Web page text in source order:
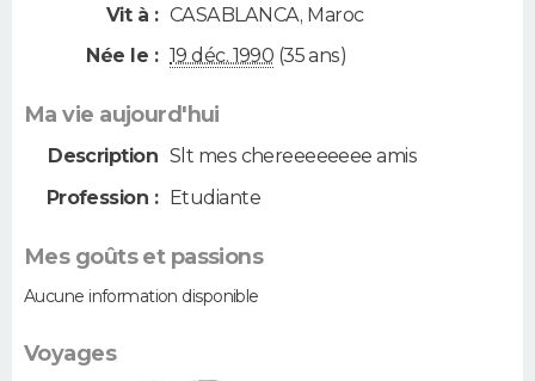
Vit à : CASABLANCA, Maroc
Née le : 19 déc. 1990 (35 ans)
Ma vie aujourd'hui
Description Slt mes chereeeeeeee amis
Profession : Etudiante
Mes goûts et passions
Aucune information disponible
Voyages